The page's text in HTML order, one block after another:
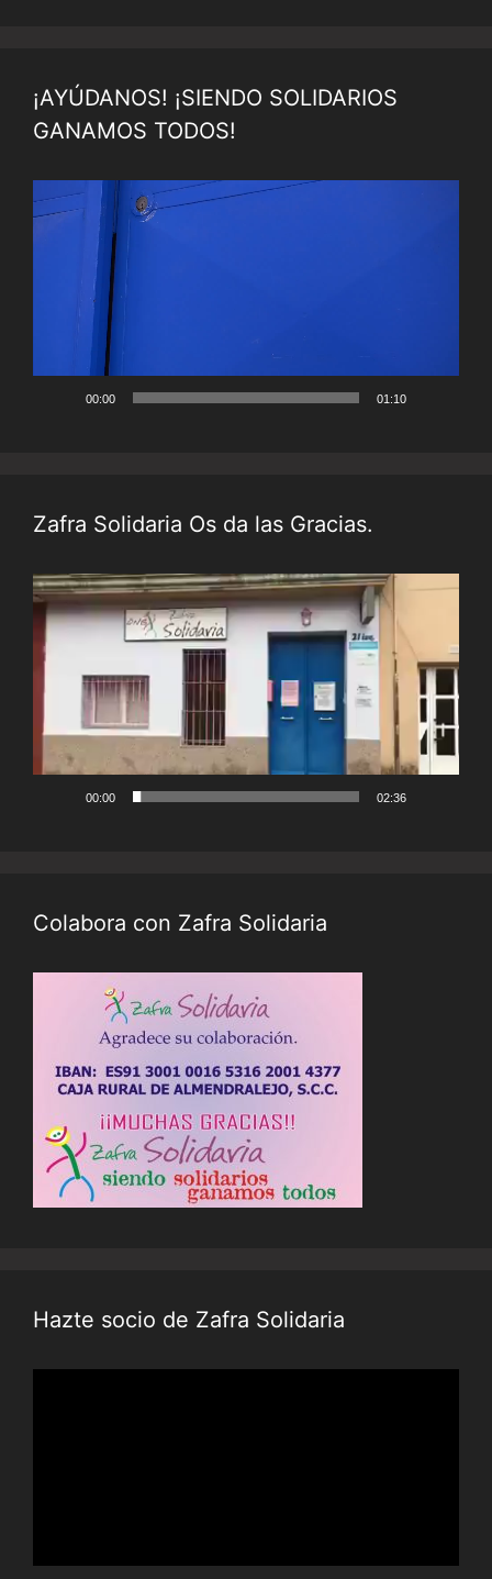
¡AYÚDANOS! ¡SIENDO SOLIDARIOS
GANAMOS TODOS!
Reproductor
de
00:00 01:10
Zafra Solidaria Os da las Gracias.
Reproductor
de
vídeo
00:00 02:36
Colabora con Zafra Solidaria
Hazte socio de Zafra Solidaria